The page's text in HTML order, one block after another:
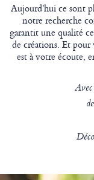
Aujourd'hui ce sont
notre recherche
garantit une qualité
de créations. Et
est à votre écoute,